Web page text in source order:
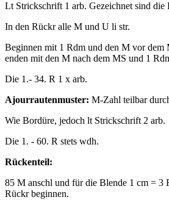
Lt Strickschrift 1 arb. Gezeichnet sind die
In den Rückr alle M und U li str.
Beginnen mit 1 Rdm und den M vor dem
enden mit den M nach dem MS und 1
Die 1.- 34. R 1 x arb.
Ajourrautenmuster: M-Zahl teilbar
Wie Bordüre, jedoch lt Strickschrift 2 arb.
Die 1. - 60. R stets wdh.
Rückenteil:
85 M anschl und für die Blende 1 cm = 3
Rückr beginnen.